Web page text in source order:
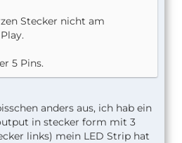
Stecker nicht am
5 Pins.
anders aus, ich hab ein
in stecker form mit 3
links) mein LED Strip hat